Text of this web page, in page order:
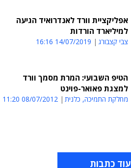
אפליקציית וורד לאנדרואיד הגיעה
למיליארד הורדות
צבי קצבורג 14/07/2019 16:16
הטיפ השבועי: המרת מסמך וורד
למצגת פאואר-פוינט
מחלקת התמיכה, כלנית 08/07/2012 11:20
עוד כתבות